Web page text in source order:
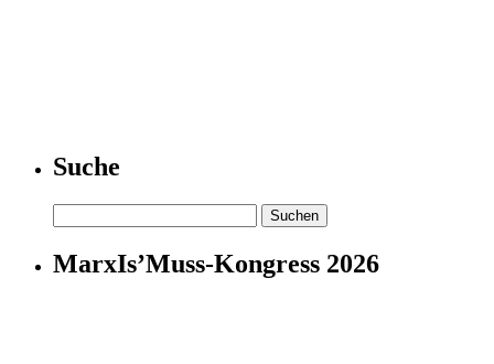
Suche
nach:
MarxIs’Muss-Kongress 2026